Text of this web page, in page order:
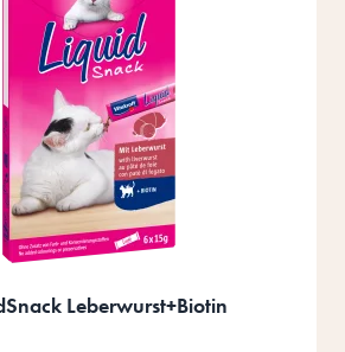
Leberwurst+Biotin